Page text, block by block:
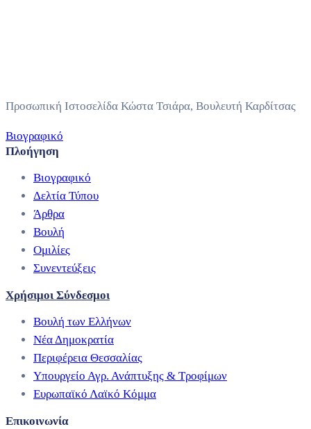
Προσωπική Ιστοσελίδα Κώστα Τσιάρα, Βουλευτή Καρδίτσας
Βιογραφικό
Πλοήγηση
Βιογραφικό
Δελτία Τύπου
Άρθρα
Βουλή
Ομιλίες
Συνεντεύξεις
Χρήσιμοι Σύνδεσμοι
Βουλή των Ελλήνων
Νέα Δημοκρατία
Περιφέρεια Θεσσαλίας
Υπουργείο Αγρ. Ανάπτυξης & Τροφίμων
Ευρωπαϊκό Λαϊκό Κόμμα
Επικοινωνία